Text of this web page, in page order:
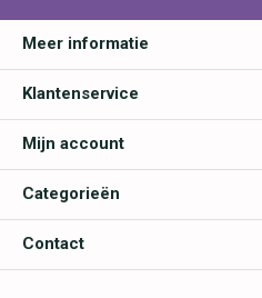
Meer informatie
Klantenservice
Mijn account
Categorieën
Contact